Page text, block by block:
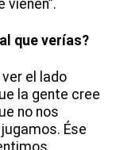
que verías?
el lado
la gente cree
no nos
Ése